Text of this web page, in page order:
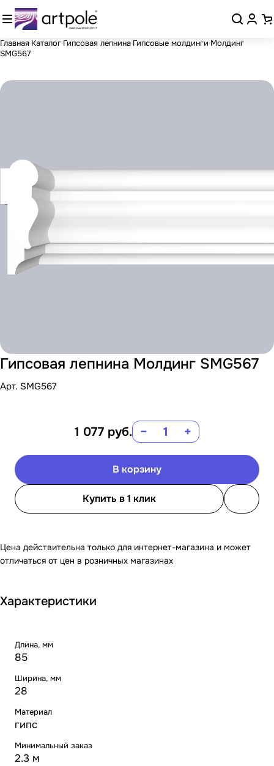
Главная Каталог Гипсовая лепнина Гипсовые молдинги Молдинг
SMG567
Гипсовая лепнина Молдинг SMG567
Арт. SMG567
1 077 руб. − +
В корзину
Купить в 1 клик
Цена действительна только для интернет-магазина и может
отличаться от цен в розничных магазинах
Характеристики
Длина, мм
85
Ширина, мм
28
Материал
гипс
Минимальный заказ
2.3 м